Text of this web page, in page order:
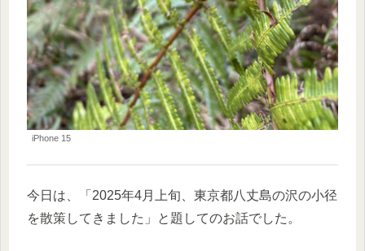
iPhone 15
今日は、「2025年4月上旬、東京都八丈島の沢の小径
を散策してきました」と題してのお話でした。